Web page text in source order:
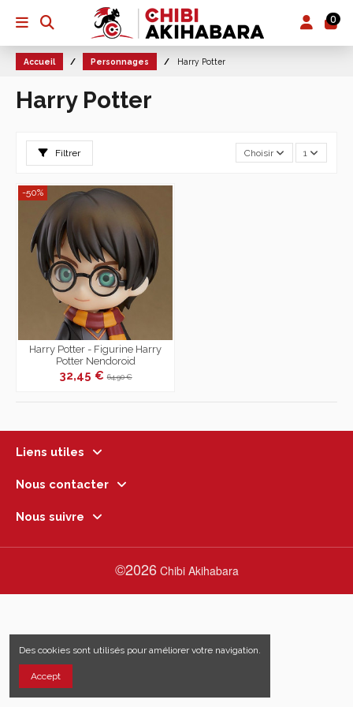
0
Accueil Personnages Harry Potter
Harry Potter
Filtrer Choisir 1
-50%
Harry Potter - Figurine Harry
Potter Nendoroid
32,45 €64,90 €
Liens utiles
Nous contacter
Nous suivre
©2026Chibi Akihabara
Des cookies sont utilisés pour améliorer votre navigation.
Accept